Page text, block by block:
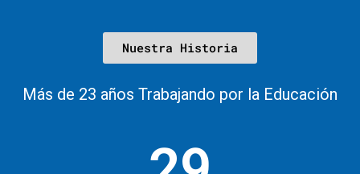
Nuestra Historia
Más de 23 años Trabajando por la Educación